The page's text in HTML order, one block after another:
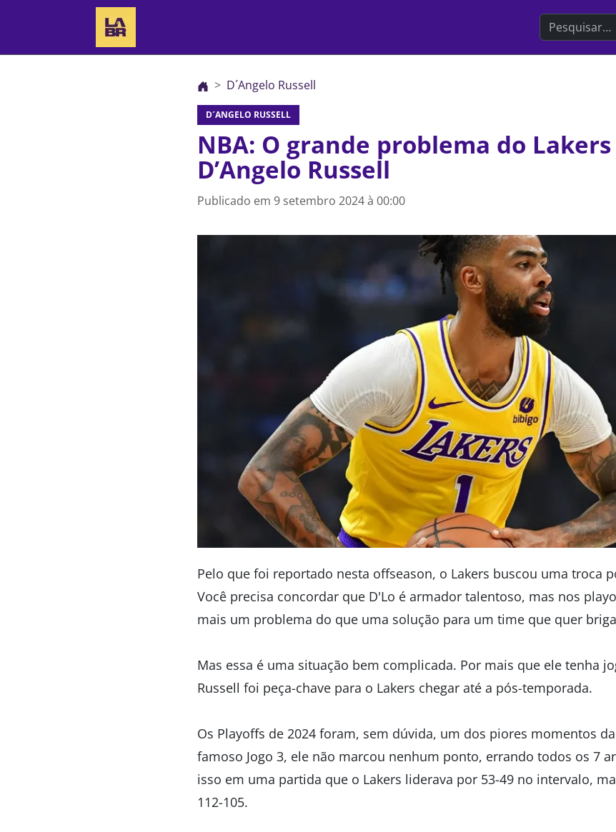
Search the
D´Angelo Russell
D´ANGELO RUSSELL
NBA: O grande problema do
D’Angelo Russell
Publicado em 9 setembro 2024 à 00:00
Pelo que foi reportado nesta offseason, o Lakers buscou uma troca
Você precisa concordar que D'Lo é armador talentoso, mas nos
mais um problema do que uma solução para um time que quer
Mas essa é uma situação bem complicada. Por mais que ele tenha
Russell foi peça-chave para o Lakers chegar até a pós-temporada.
Os Playoffs de 2024 foram, sem dúvida, um dos piores momentos
famoso Jogo 3, ele não marcou nenhum ponto, errando todos os 7
isso em uma partida que o Lakers liderava por 53-49 no intervalo,
112-105.